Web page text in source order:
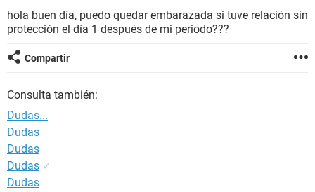
BIENESTAR
SEXUALIDAD
GLOSARIO
hola buen día, puedo quedar embarazada si tuve relación sin
protección el día 1 después de mi periodo???
Compartir
Consulta también:
Dudas...
Dudas
Dudas
Dudas ✓
Dudas